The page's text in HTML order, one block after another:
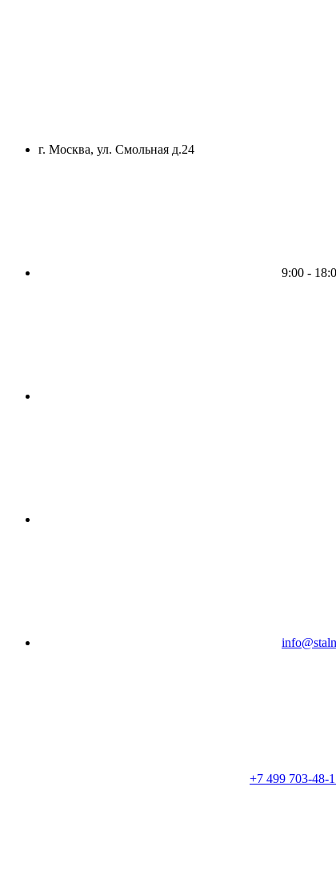
г. Москва, ул. Смольная д.24
9:00 -
+7 499 703-48-